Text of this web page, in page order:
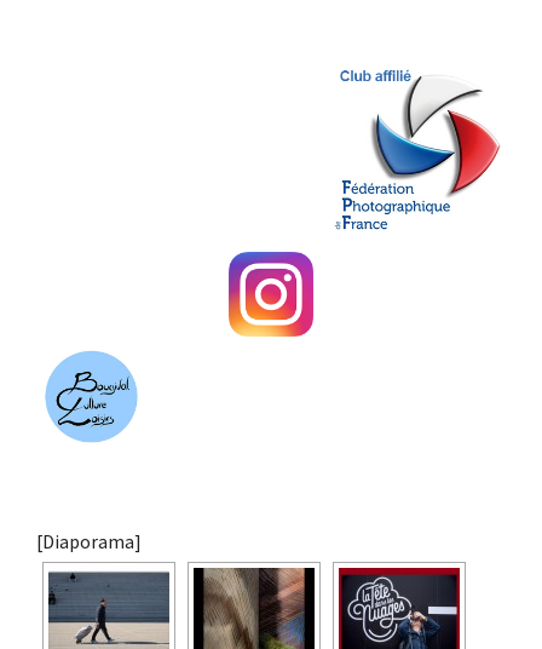
[Diaporama]